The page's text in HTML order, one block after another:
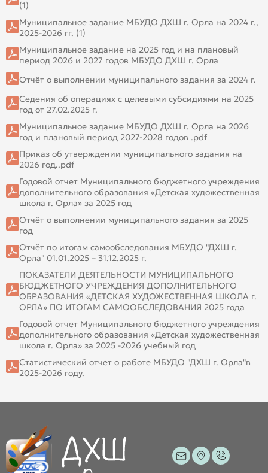
(1)
Муниципальное задание МБУДО ДХШ г. Орла на 2024 г.,
2025-2026 гг. (1)
Муниципальное задание на 2025 год и на плановый
период 2026 и 2027 годов МБУДО ДХШ г. Орла
Отчёт о выполнении муниципального задания за 2024 г.
Седения об операциях с целевыми субсидиями на 2025
год от 27.02.2025 г.
Муниципальное задание МБУДО ДХШ г. Орла на 2026
год и плановый период 2027-2028 годов .pdf
Приказ об утверждении муниципального задания на
2026 год..pdf
Годовой отчет Муниципального бюджетного учреждения
дополнительного образования «Детская художественная
школа г. Орла» за 2025 год
Отчёт о выполнении муниципального задания за 2025
год
Отчёт по итогам самообследования МБУДО "ДХШ г.
Орла" 01.01.2025 – 31.12.2025 г.
ПОКАЗАТЕЛИ ДЕЯТЕЛЬНОСТИ МУНИЦИПАЛЬНОГО
БЮДЖЕТНОГО УЧРЕЖДЕНИЯ ДОПОЛНИТЕЛЬНОГО
ОБРАЗОВАНИЯ «ДЕТСКАЯ ХУДОЖЕСТВЕННАЯ ШКОЛА г.
ОРЛА» ПО ИТОГАМ САМООБСЛЕДОВАНИЯ 2025 года
Годовой отчет Муниципального бюджетного учреждения
дополнительного образования «Детская художественная
школа г. Орла» за 2025 -2026 учебный год
Статистический отчет о работе МБУДО "ДХШ г. Орла"в
2025-2026 году.